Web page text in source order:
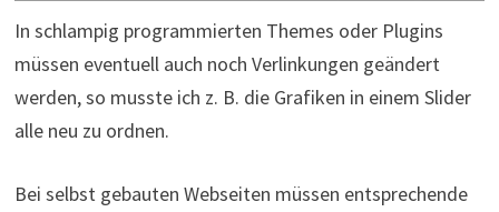
In schlampig programmierten Themes oder Plugins
müssen eventuell auch noch Verlinkungen geändert
werden, so musste ich z. B. die Grafiken in einem Slider
alle neu zu ordnen.
Bei selbst gebauten Webseiten müssen entsprechende